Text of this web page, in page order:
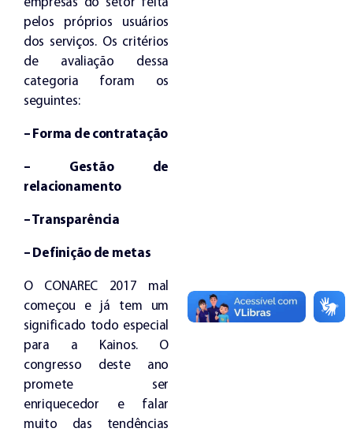
pelos próprios usuários
dos serviços. Os critérios
de avaliação dessa
categoria foram os
seguintes:
– Forma de contratação
– Gestão de
relacionamento
– Transparência
– Definição de metas
O CONAREC 2017 mal
começou e já tem um
significado todo especial
para a Kainos. O
congresso deste ano
promete ser
enriquecedor e falar
muito das tendências